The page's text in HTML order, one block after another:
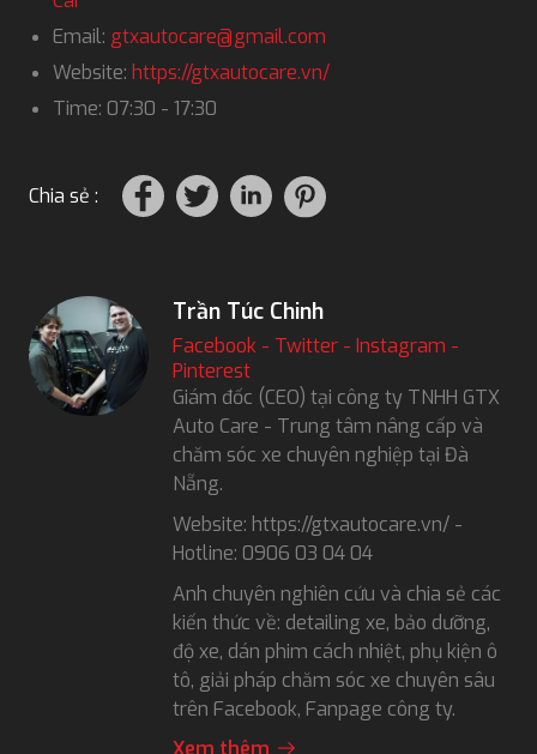
Email: gtxautocare@gmail.com
Website: https://gtxautocare.vn/
Time: 07:30 - 17:30
Chia sẻ :
Trần Túc Chinh
Facebook - Twitter - Instagram -
Pinterest
Giám đốc (CEO) tại công ty TNHH GTX
Auto Care - Trung tâm nâng cấp và
chăm sóc xe chuyên nghiệp tại Đà
Nẵng.
Website: https://gtxautocare.vn/ -
Hotline: 0906 03 04 04
Anh chuyên nghiên cứu và chia sẻ các
kiến thức về: detailing xe, bảo dưỡng,
độ xe, dán phim cách nhiệt, phụ kiện ô
tô, giải pháp chăm sóc xe chuyên sâu
trên Facebook, Fanpage công ty.
Xem thêm